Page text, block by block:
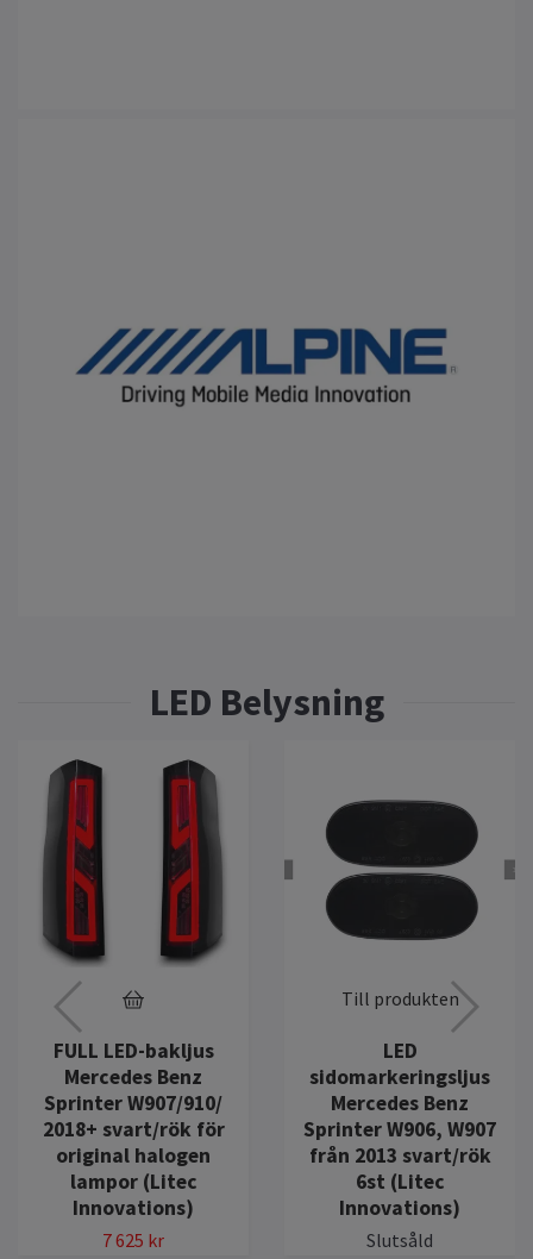
FULL LED-bakljus
Mercedes Benz
Sprinter W907/910/
2018+ svart/rök för
original halogen
lampor (Litec
Innovations)
7 625 kr
Till produkten
LED
sidomarkeringsljus
Mercedes Benz
Sprinter W906, W907
från 2013 svart/rök
6st (Litec
Innovations)
Slutsåld